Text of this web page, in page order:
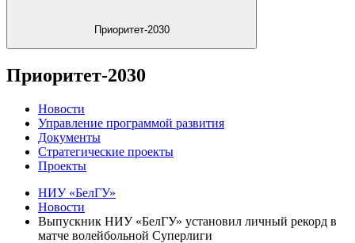
Приоритет-2030
Приоритет-2030
Новости
Управление программой развития
Документы
Стратегические проекты
Проекты
НИУ «БелГУ»
Новости
Выпускник НИУ «БелГУ» установил личный рекорд в
матче волейбольной Суперлиги